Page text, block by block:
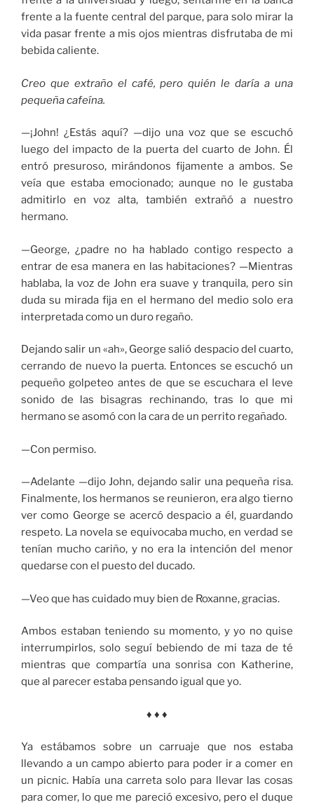
frente a la fuente central del parque, para solo mirar la
vida pasar frente a mis ojos mientras disfrutaba de mi
bebida caliente.
Creo que extraño el café, pero quién le daría a una
pequeña cafeína.
—¡John! ¿Estás aquí? —dijo una voz que se escuchó
luego del impacto de la puerta del cuarto de John. Él
entró presuroso, mirándonos fijamente a ambos. Se
veía que estaba emocionado; aunque no le gustaba
admitirlo en voz alta, también extrañó a nuestro
hermano.
—George, ¿padre no ha hablado contigo respecto a
entrar de esa manera en las habitaciones? —Mientras
hablaba, la voz de John era suave y tranquila, pero sin
duda su mirada fija en el hermano del medio solo era
interpretada como un duro regaño.
Dejando salir un «ah», George salió despacio del cuarto,
cerrando de nuevo la puerta. Entonces se escuchó un
pequeño golpeteo antes de que se escuchara el leve
sonido de las bisagras rechinando, tras lo que mi
hermano se asomó con la cara de un perrito regañado.
—Con permiso.
—Adelante —dijo John, dejando salir una pequeña risa.
Finalmente, los hermanos se reunieron, era algo tierno
ver como George se acercó despacio a él, guardando
respeto. La novela se equivocaba mucho, en verdad se
tenían mucho cariño, y no era la intención del menor
quedarse con el puesto del ducado.
—Veo que has cuidado muy bien de Roxanne, gracias.
Ambos estaban teniendo su momento, y yo no quise
interrumpirlos, solo seguí bebiendo de mi taza de té
mientras que compartía una sonrisa con Katherine,
que al parecer estaba pensando igual que yo.
♦ ♦ ♦
Ya estábamos sobre un carruaje que nos estaba
llevando a un campo abierto para poder ir a comer en
un picnic. Había una carreta solo para llevar las cosas
para comer, lo que me pareció excesivo, pero el duque